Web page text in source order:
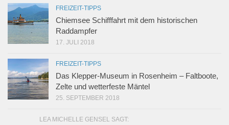
FREIZEIT-TIPPS
Chiemsee Schifffahrt mit dem historischen
Raddampfer
17. JULI 2018
FREIZEIT-TIPPS
Das Klepper-Museum in Rosenheim – Faltboote,
Zelte und wetterfeste Mäntel
25. SEPTEMBER 2018
LEA MICHELLE GENSEL SAGT: